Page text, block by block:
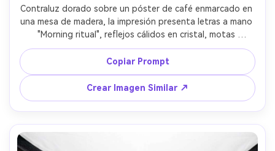
Contraluz dorado sobre un póster de café enmarcado en
una mesa de madera, la impresión presenta letras a mano
"Morning ritual", reflejos cálidos en cristal, motas
acogedoras, calidez cinematográfica, lente 50mm,
sombras naturales, textura fotorrealista, alta resolución,
sin marca de agua --ar 4:5
Copiar Prompt
Crear Imagen Similar ↗